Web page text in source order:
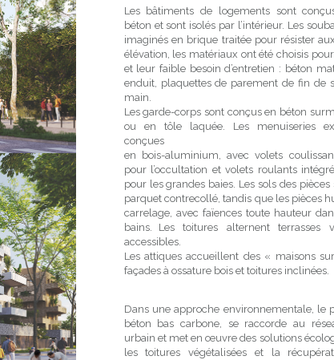
Les bâtiments de logements sont
béton et sont isolés par l’intérieur. Les
imaginés en brique traitée pour résister
élévation, les matériaux ont été choisis
et leur faible besoin d’entretien : béton
enduit, plaquettes de parement de fin de
main.
Les garde-corps sont conçus en béton
ou en tôle laquée. Les menuiseries
conçues
en bois-aluminium, avec volets
pour l’occultation et volets roulants
pour les grandes baies. Les sols des pièces
parquet contrecollé, tandis que les pièces
carrelage, avec faïences toute hauteur
bains. Les toitures alternent terrasses
accessibles.
Les attiques accueillent des « maisons
façades à ossature bois et toitures inclinées.
Dans une approche environnementale, le
béton bas carbone, se raccorde au
urbain et met en œuvre des solutions
les toitures végétalisées et la